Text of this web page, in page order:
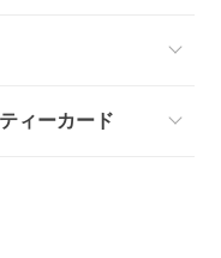
ィーカード